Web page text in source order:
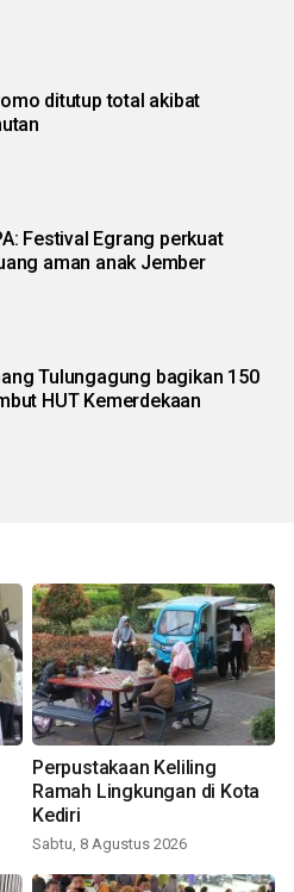
ditutup total akibat
Festival Egrang perkuat
aman anak Jember
Tulungagung bagikan 150
HUT Kemerdekaan
Perpustakaan Keliling
Ramah Lingkungan di Kota
Kediri
Sabtu, 8 Agustus 2026